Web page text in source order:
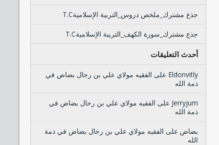
جذع مشترك_ملخص دروس_التربية الإسلاميةT.C
جذع مشترك_سورة الكهف_التربية الإسلاميةT.C
أحدث التعليقات
Eldonvitly على الفقيه مولاي علي بن رحال بضاض في
ذمة الله
Jerryjum على الفقيه مولاي علي بن رحال بضاض في
ذمة الله
بضاض على الفقيه مولاي علي بن رحال بضاض في ذمة
الله